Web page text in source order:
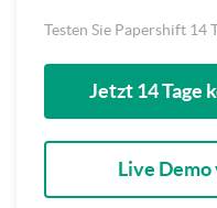
Testen Sie Papershift 14
Jetzt 14 Tage
Live